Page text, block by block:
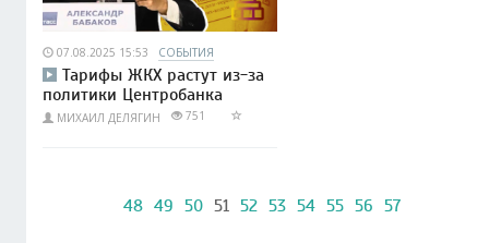
07.08.2025 15:53 СОБЫТИЯ
Тарифы ЖКХ растут из-за
политики Центробанка
МИХАИЛ ДЕЛЯГИН 751
48 49 50 51 52 53 54 55 56 57